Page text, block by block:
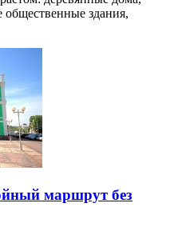
общественные здания,
маршрут без